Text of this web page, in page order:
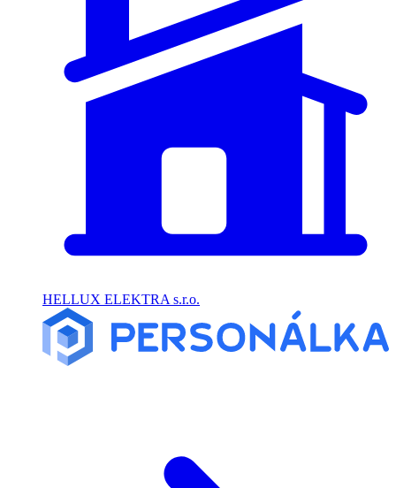
HELLUX ELEKTRA s.r.o.